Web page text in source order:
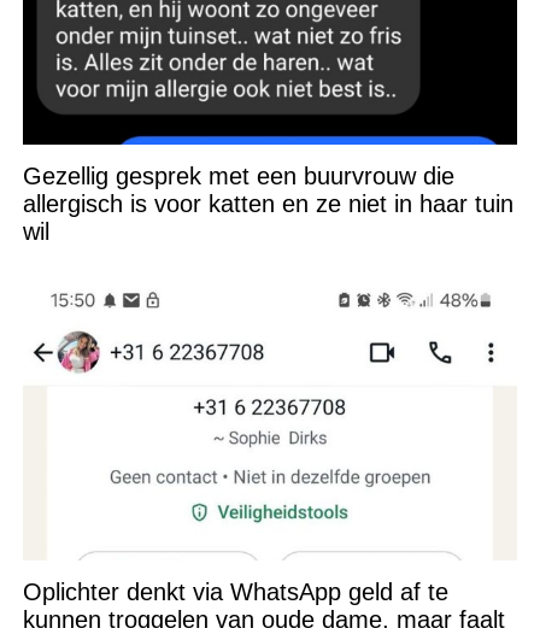
Gezellig gesprek met een buurvrouw die
allergisch is voor katten en ze niet in haar tuin
wil
Oplichter denkt via WhatsApp geld af te
kunnen troggelen van oude dame, maar faalt